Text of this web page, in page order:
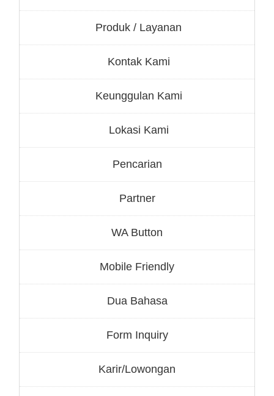
Produk / Layanan
Kontak Kami
Keunggulan Kami
Lokasi Kami
Pencarian
Partner
WA Button
Mobile Friendly
Dua Bahasa
Form Inquiry
Karir/Lowongan